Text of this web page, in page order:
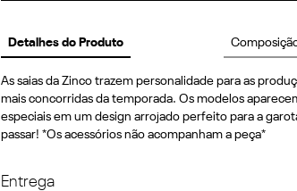
Detalhes do Produto
As saias da Zinco trazem personalidade para as
mais concorridas da temporada. Os modelos
especiais em um design arrojado perfeito para a
passar! *Os acessórios não acompanham a peça*
Entrega